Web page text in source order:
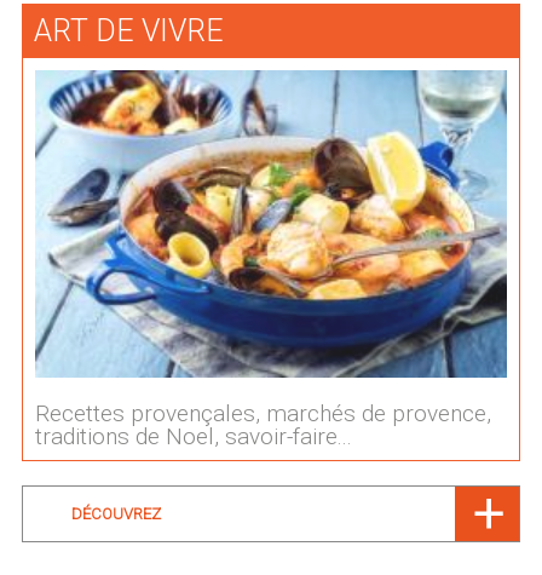
ART DE VIVRE
Recettes provençales, marchés de provence,
traditions de Noel, savoir-faire...
DÉCOUVREZ